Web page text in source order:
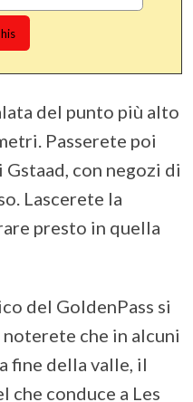
del punto più alto
Passerete poi
con negozi di
Lascerete la
presto in quella
del GoldenPass si
che in alcuni
fine della valle, il
che conduce a Les